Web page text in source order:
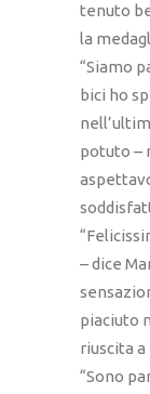
tenuto
la
“Siamo
bici ho
potuto –
– dice
piaciuto
riuscita
“Sono